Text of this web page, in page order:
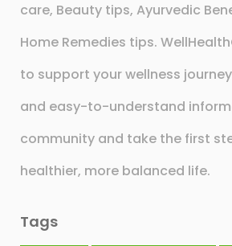
care, Beauty tips, Ayurvedic
Home Remedies tips.
to support your wellness
and easy-to-understand
community and take the first
healthier, more balanced life.
Tags